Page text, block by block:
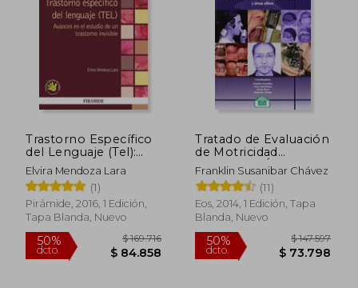
dcto. $ 63.733 dcto.
Trastorno Específico
del Lenguaje (Tel):
Avances en el Estudio
de un Trastorno
Invisible
Elvira Mendoza Lara
(1)
Pirámide, 2016, 1 Edición,
Tapa Blanda, Nuevo
Tratado de Evaluación
de Motricidad
Orofacial y Áreas
Afines
Franklin Susanibar Chávez
(11)
Eos, 2014, 1 Edición, Tapa
Blanda, Nuevo